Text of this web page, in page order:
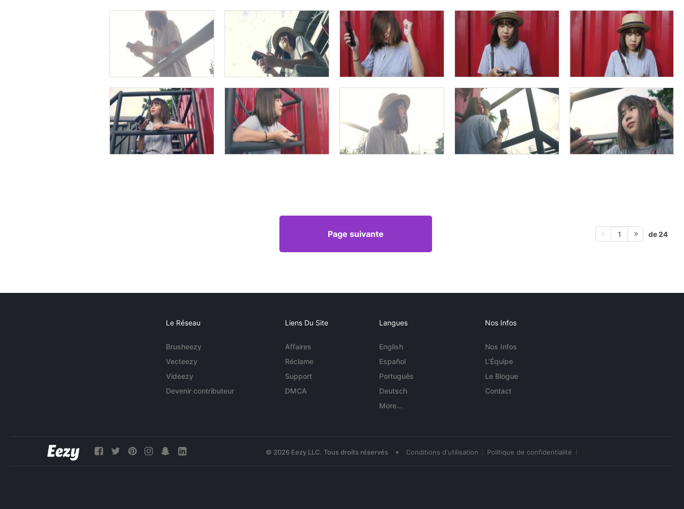
Page suivante 1 de 24
Le Réseau
Brusheezy
Vecteezy
Videezy
Devenir contributeur
Liens Du Site
Affaires
Réclame
Support
DMCA
Langues
English
Español
Português
Deutsch
More...
Nos Infos
Nos Infos
L'Équipe
Le Blogue
Contact
© 2026 Eezy LLC. Tous droits réservés • Conditions d'utilisation Politique de confidentialité